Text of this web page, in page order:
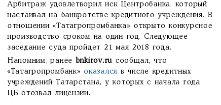
Арбитраж удовлетворил иск Центробанка, который
настаивал на банкротстве кредитного учреждения. В
отношении «Татагропромбанка» открыто конкурсное
производство сроком на один год. Следующее
заседание суда пройдет 21 мая 2018 года.
Напомним, ранее bnkirov.ru сообщал, что
«Татагропромбанк»оказался в числе кредитных
учреждений Татарстана, у которых с начала года
ЦБ отозвал лицензии.